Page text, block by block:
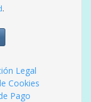
.
Legal
Cookies
Pago